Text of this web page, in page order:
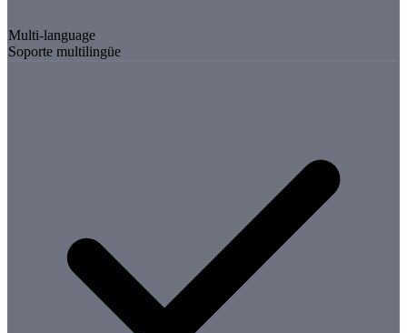
Multi-language
Soporte multilingüe